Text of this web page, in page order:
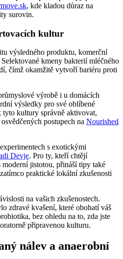
, kde kladou důraz na
surovin.
kultur
výsledného produktu, komerční
kmeny bakterií mléčného
čímž okamžitě vytvoří bariéru proti
výrobě i u domácích
výsledky pro své oblíbené
tyto kultury správně aktivovat,
postupech na Nourished
s exotickými
Devje. Pro ty, kteří chtějí
jistotou, přináší tipy také
praktické lokální zkušenosti
na vašich zkušenostech.
zdravé kvašení, které obohatí váš
bez ohledu na to, zda jste
připravenou kulturu.
nálev a anaerobní